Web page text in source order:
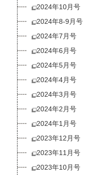
2024年10月号
2024年8-9月号
2024年7月号
2024年6月号
2024年5月号
2024年4月号
2024年3月号
2024年2月号
2024年1月号
2023年12月号
2023年11月号
2023年10月号